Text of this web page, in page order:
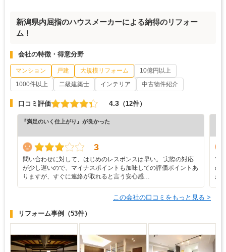
新潟県内屈指のハウスメーカーによる納得のリフォー
ム！
会社の特徴・得意分野
マンション 戸建 大規模リフォーム
10億円以上
1000件以上
二級建築士 インテリア 中古物件紹介
口コミ評価 4.3 （12件）
『満足のいく仕上がり』が良かった
3
問い合わせに対して、はじめのレスポンスは早い。 実際の対応
が少し遅いので、マイナスポイントも加味しての評価ポイントあ
りますが、すぐに連絡が取れると言う安心感…
営
の3
が
この会社の口コミをもっと見る >
リフォーム事例 （53件）